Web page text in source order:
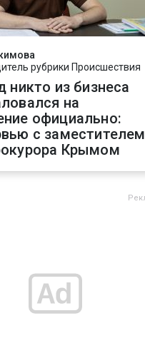
рубрики Происшествия
никто из бизнеса
на
официально:
с заместителем
Крымом